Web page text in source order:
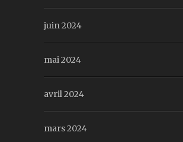
juin 2024
mai 2024
avril 2024
mars 2024